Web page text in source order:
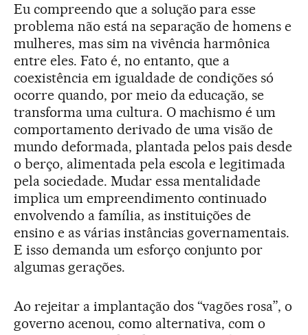
Eu compreendo que a solução para esse
problema não está na separação de homens e
mulheres, mas sim na vivência harmônica
entre eles. Fato é, no entanto, que a
coexistência em igualdade de condições só
ocorre quando, por meio da educação, se
transforma uma cultura. O machismo é um
comportamento derivado de uma visão de
mundo deformada, plantada pelos pais desde
o berço, alimentada pela escola e legitimada
pela sociedade. Mudar essa mentalidade
implica um empreendimento continuado
envolvendo a família, as instituições de
ensino e as várias instâncias governamentais.
E isso demanda um esforço conjunto por
algumas gerações.
Ao rejeitar a implantação dos “vagões rosa”, o
governo acenou, como alternativa, com o